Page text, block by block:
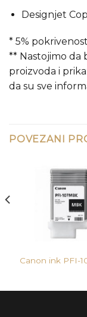
Designjet
* 5%
** Nastojimo da
proizvoda i
da su sve
POVEZANI
Canon ink PFI-